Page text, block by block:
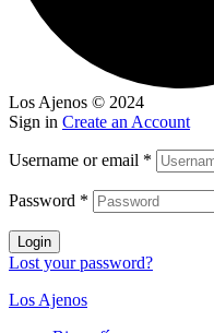
Los Ajenos © 2024
Sign in Create an Account
Username or email *
Password *
Login
Lost your password?
Los Ajenos